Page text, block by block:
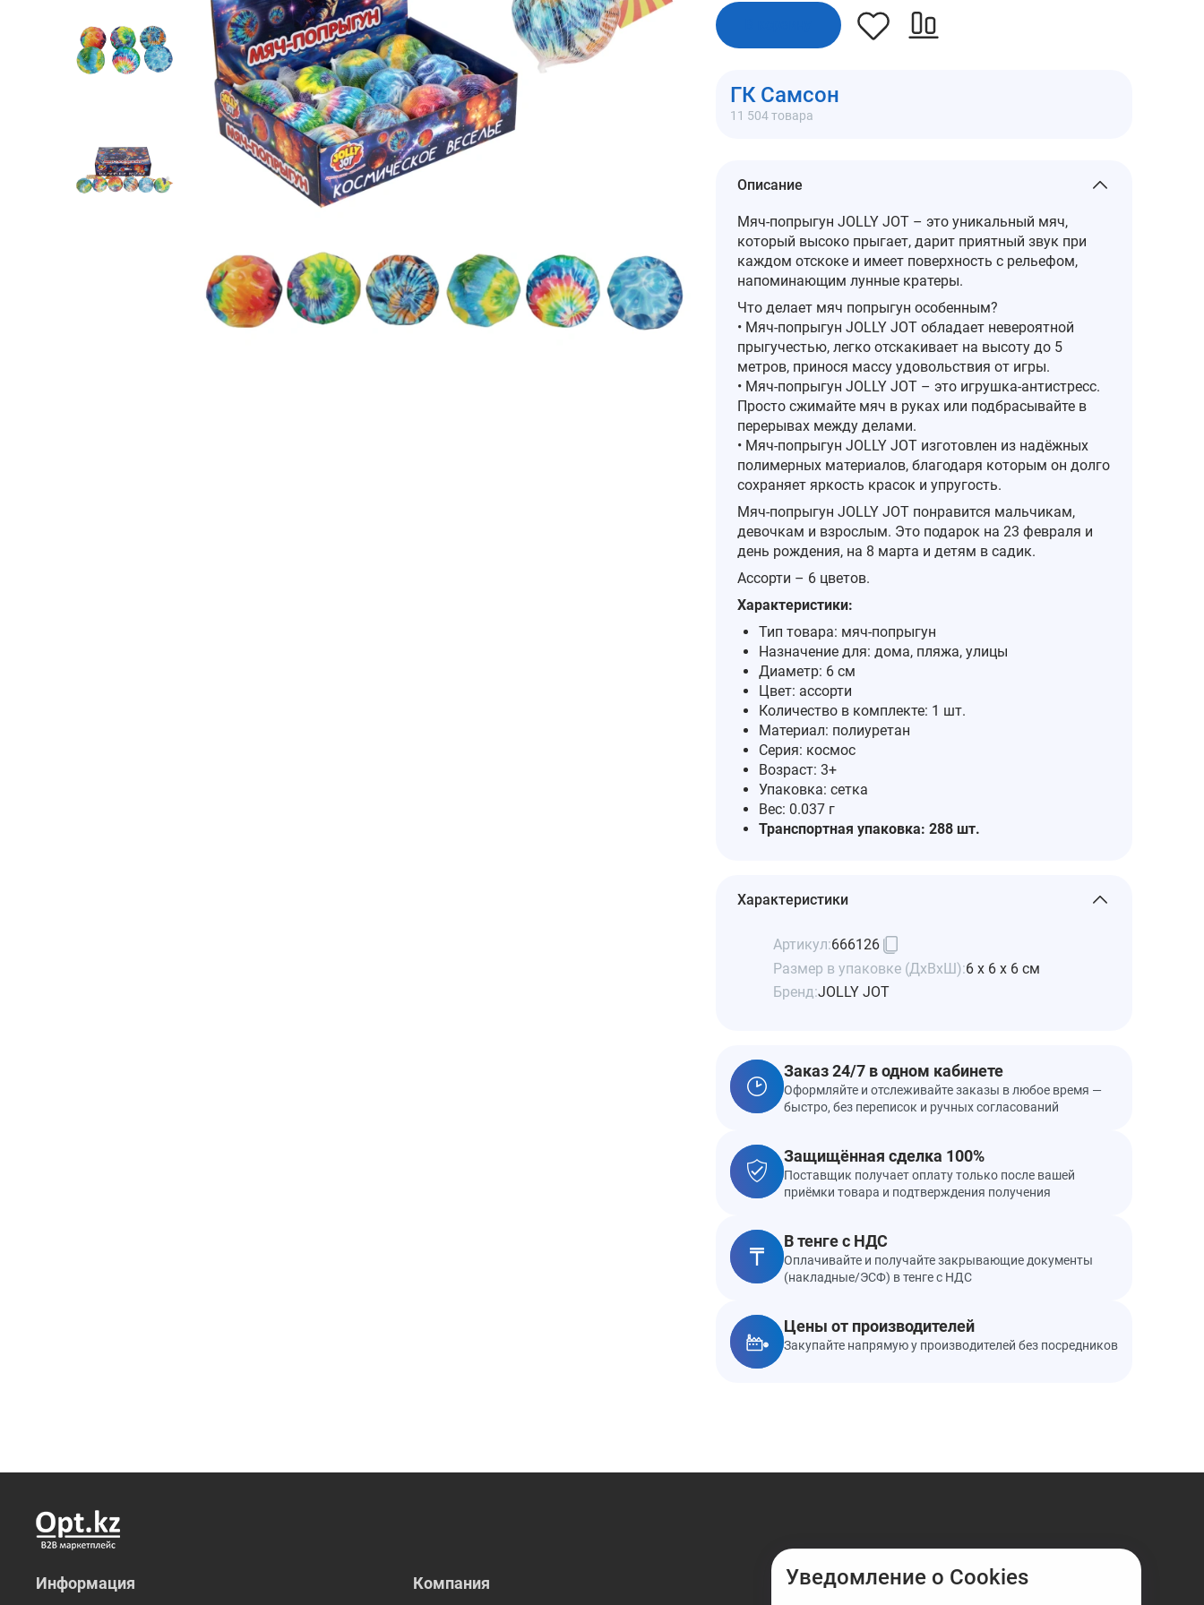
ГК Самсон
11 504 товара
Описание
Мяч-попрыгун JOLLY JOT – это уникальный мяч,
который высоко прыгает, дарит приятный звук при
каждом отскоке и имеет поверхность с рельефом,
напоминающим лунные кратеры.
Что делает мяч попрыгун особенным?
• Мяч-попрыгун JOLLY JOT обладает невероятной
прыгучестью, легко отскакивает на высоту до 5
метров, принося массу удовольствия от игры.
• Мяч-попрыгун JOLLY JOT – это игрушка-антистресс.
Просто сжимайте мяч в руках или подбрасывайте в
перерывах между делами.
• Мяч-попрыгун JOLLY JOT изготовлен из надёжных
полимерных материалов, благодаря которым он долго
сохраняет яркость красок и упругость.
Мяч-попрыгун JOLLY JOT понравится мальчикам,
девочкам и взрослым. Это подарок на 23 февраля и
день рождения, на 8 марта и детям в садик.
Ассорти – 6 цветов.
Характеристики:
Тип товара: мяч-попрыгун
Назначение для: дома, пляжа, улицы
Диаметр: 6 см
Цвет: ассорти
Количество в комплекте: 1 шт.
Материал: полиуретан
Серия: космос
Возраст: 3+
Упаковка: сетка
Вес: 0.037 г
Транспортная упаковка: 288 шт.
Характеристики
Артикул:666126
Размер в упаковке (ДхВхШ):6 x 6 x 6 см
Бренд:JOLLY JOT
Заказ 24/7 в одном кабинете
Оформляйте и отслеживайте заказы в любое время —
быстро, без переписок и ручных согласований
Защищённая сделка 100%
Поставщик получает оплату только после вашей
приёмки товара и подтверждения получения
В тенге с НДС
Оплачивайте и получайте закрывающие документы
(накладные/ЭСФ) в тенге с НДС
Цены от производителей
Закупайте напрямую у производителей без посредников
Информация Компания Уведомление о Cookies